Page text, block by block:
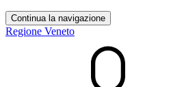
Continua la navigazione
Regione Veneto